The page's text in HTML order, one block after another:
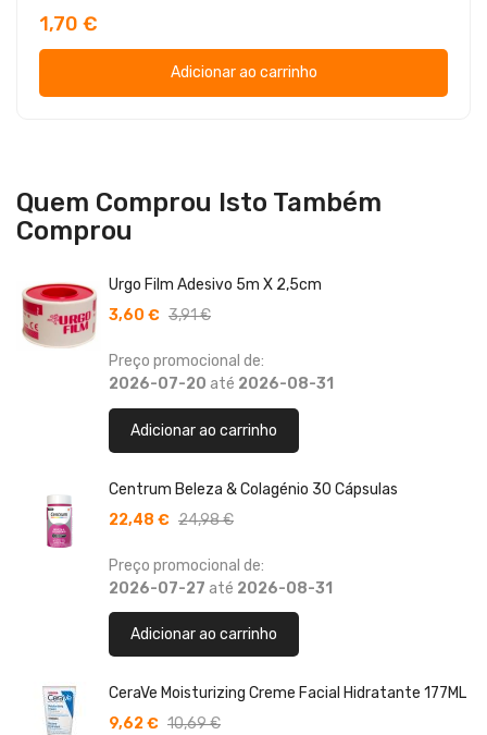
1,70 €
Adicionar ao carrinho
Quem Comprou Isto Também
Comprou
Urgo Film Adesivo 5m X 2,5cm
3,60 € 3,91 €
Preço promocional de:
2026-07-20 até 2026-08-31
Adicionar ao carrinho
Centrum Beleza & Colagénio 30 Cápsulas
22,48 € 24,98 €
Preço promocional de:
2026-07-27 até 2026-08-31
Adicionar ao carrinho
CeraVe Moisturizing Creme Facial Hidratante 177ML
9,62 € 10,69 €